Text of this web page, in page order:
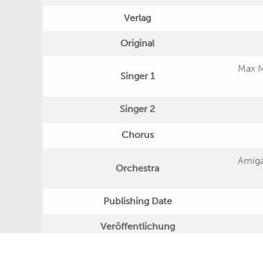
Verlag
Original
Singer 1
Max
Singer 2
Chorus
Orchestra
Publishing Date
Veröffentlichung